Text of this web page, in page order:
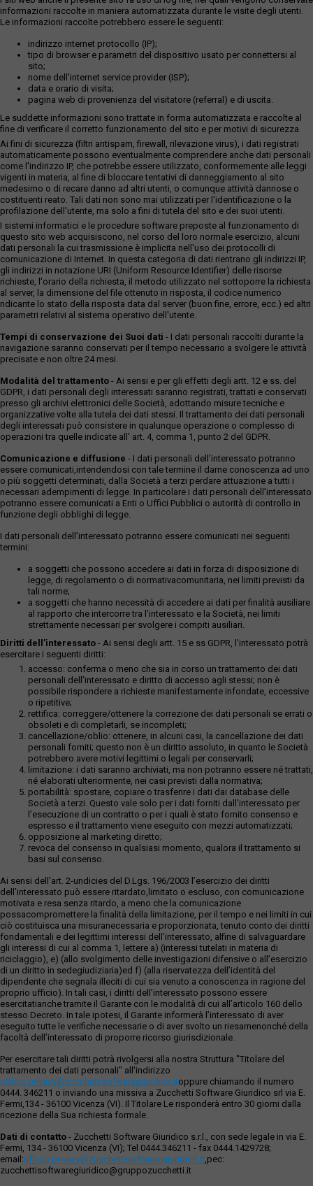
informazioni raccolte in maniera automatizzata durante le visite degli utenti.
Le informazioni raccolte potrebbero essere le seguenti:
indirizzo internet protocollo (IP);
tipo di browser e parametri del dispositivo usato per connettersi al
sito;
nome dell'internet service provider (ISP);
data e orario di visita;
pagina web di provenienza del visitatore (referral) e di uscita.
Le suddette informazioni sono trattate in forma automatizzata e raccolte al
fine di verificare il corretto funzionamento del sito e per motivi di sicurezza.
Ai fini di sicurezza (filtri antispam, firewall, rilevazione virus), i dati registrati
automaticamente possono eventualmente comprendere anche dati personali
come l'indirizzo IP, che potrebbe essere utilizzato, conformemente alle leggi
vigenti in materia, al fine di bloccare tentativi di danneggiamento al sito
medesimo o di recare danno ad altri utenti, o comunque attività dannose o
costituenti reato. Tali dati non sono mai utilizzati per l'identificazione o la
profilazione dell'utente, ma solo a fini di tutela del sito e dei suoi utenti.
I sistemi informatici e le procedure software preposte al funzionamento di
questo sito web acquisiscono, nel corso del loro normale esercizio, alcuni
dati personali la cui trasmissione è implicita nell'uso dei protocolli di
comunicazione di Internet. In questa categoria di dati rientrano gli indirizzi IP,
gli indirizzi in notazione URI (Uniform Resource Identifier) delle risorse
richieste, l'orario della richiesta, il metodo utilizzato nel sottoporre la richiesta
al server, la dimensione del file ottenuto in risposta, il codice numerico
ndicante lo stato della risposta data dal server (buon fine, errore, ecc.) ed altri
parametri relativi al sistema operativo dell'utente.
Tempi di conservazione dei Suoi dati - I dati personali raccolti durante la
navigazione saranno conservati per il tempo necessario a svolgere le attività
precisate e non oltre 24 mesi.
Modalità del trattamento - Ai sensi e per gli effetti degli artt. 12 e ss. del
GDPR, i dati personali degli interessati saranno registrati, trattati e conservati
presso gli archivi elettronici delle Società, adottando misure tecniche e
organizzative volte alla tutela dei dati stessi. Il trattamento dei dati personali
degli interessati può consistere in qualunque operazione o complesso di
operazioni tra quelle indicate all' art. 4, comma 1, punto 2 del GDPR.
Comunicazione e diffusione - I dati personali dell’interessato potranno
essere comunicati,intendendosi con tale termine il darne conoscenza ad uno
o più soggetti determinati, dalla Società a terzi perdare attuazione a tutti i
necessari adempimenti di legge. In particolare i dati personali dell’interessato
potranno essere comunicati a Enti o Uffici Pubblici o autorità di controllo in
funzione degli obblighi di legge.
I dati personali dell’interessato potranno essere comunicati nei seguenti
termini:
a soggetti che possono accedere ai dati in forza di disposizione di
legge, di regolamento o di normativacomunitaria, nei limiti previsti da
tali norme;
a soggetti che hanno necessità di accedere ai dati per finalità ausiliare
al rapporto che intercorre tra l’interessato e la Società, nei limiti
strettamente necessari per svolgere i compiti ausiliari.
Diritti dell’interessato - Ai sensi degli artt. 15 e ss GDPR, l’interessato potrà
esercitare i seguenti diritti:
accesso: conferma o meno che sia in corso un trattamento dei dati
personali dell’interessato e diritto di accesso agli stessi; non è
possibile rispondere a richieste manifestamente infondate, eccessive
o ripetitive;
rettifica: correggere/ottenere la correzione dei dati personali se errati o
obsoleti e di completarli, se incompleti;
cancellazione/oblio: ottenere, in alcuni casi, la cancellazione dei dati
personali forniti; questo non è un diritto assoluto, in quanto le Società
potrebbero avere motivi legittimi o legali per conservarli;
limitazione: i dati saranno archiviati, ma non potranno essere né trattati,
né elaborati ulteriormente, nei casi previsti dalla normativa;
portabilità: spostare, copiare o trasferire i dati dai database delle
Società a terzi. Questo vale solo per i dati forniti dall’interessato per
l’esecuzione di un contratto o per i quali è stato fornito consenso e
espresso e il trattamento viene eseguito con mezzi automatizzati;
opposizione al marketing diretto;
revoca del consenso in qualsiasi momento, qualora il trattamento si
basi sul consenso.
Ai sensi dell’art. 2-undicies del D.Lgs. 196/2003 l’esercizio dei diritti
dell’interessato può essere ritardato,limitato o escluso, con comunicazione
motivata e resa senza ritardo, a meno che la comunicazione
possacompromettere la finalità della limitazione, per il tempo e nei limiti in cui
ciò costituisca una misuranecessaria e proporzionata, tenuto conto dei diritti
fondamentali e dei legittimi interessi dell’interessato, alfine di salvaguardare
gli interessi di cui al comma 1, lettere a) (interessi tutelati in materia di
riciclaggio), e) (allo svolgimento delle investigazioni difensive o all’esercizio
di un diritto in sedegiudiziaria)ed f) (alla riservatezza dell’identità del
dipendente che segnala illeciti di cui sia venuto a conoscenza in ragione del
proprio ufficio). In tali casi, i diritti dell’interessato possono essere
esercitatianche tramite il Garante con le modalità di cui all’articolo 160 dello
stesso Decreto. In tale ipotesi, il Garante informerà l’interessato di aver
eseguito tutte le verifiche necessarie o di aver svolto un riesamenonché della
facoltà dell’interessato di proporre ricorso giurisdizionale.
Per esercitare tali diritti potrà rivolgersi alla nostra Struttura "Titolare del
trattamento dei dati personali" all'indirizzo
ufficio.privacy@zucchettisofwaregiuridico.itoppure chiamando il numero
0444. 346211 o inviando una missiva a Zucchetti Software Giuridico srl via E.
Fermi,134 - 36100 Vicenza (VI). Il Titolare Le risponderà entro 30 giorni dalla
ricezione della Sua richiesta formale.
Dati di contatto - Zucchetti Software Giuridico s.r.l., con sede legale in via E.
Fermi, 134 - 36100 Vicenza (VI); Tel 0444.346211 - fax 0444.1429728;
email:ufficio.privacy@zucchettisoftwaregiuridico.it,pec:
zucchettisoftwaregiuridico@gruppozucchetti.it